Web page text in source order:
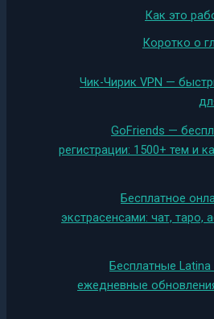
Как это
Коротко о
Чик-Чирик VPN —
GoFriends —
регистрации: 1500+ тем и
Бесплатное
экстрасенсами: чат, таро,
Бесплатные Latina
ежедневные